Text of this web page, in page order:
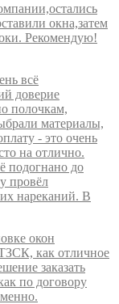
окна,затем
Рекомендую!
всё
доверие
полочкам,
материалы,
- это очень
на отлично.
подогнано до
провёл
нареканий. В
окон
как отличное
заказать
по договору